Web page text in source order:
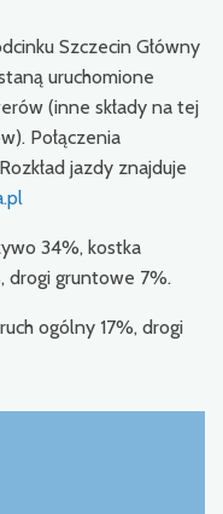
Szczecin Główny
uruchomione
(inne składy na tej
Połączenia
jazdy znajduje
34%, kostka
drogi gruntowe 7%.
ogólny 17%, drogi